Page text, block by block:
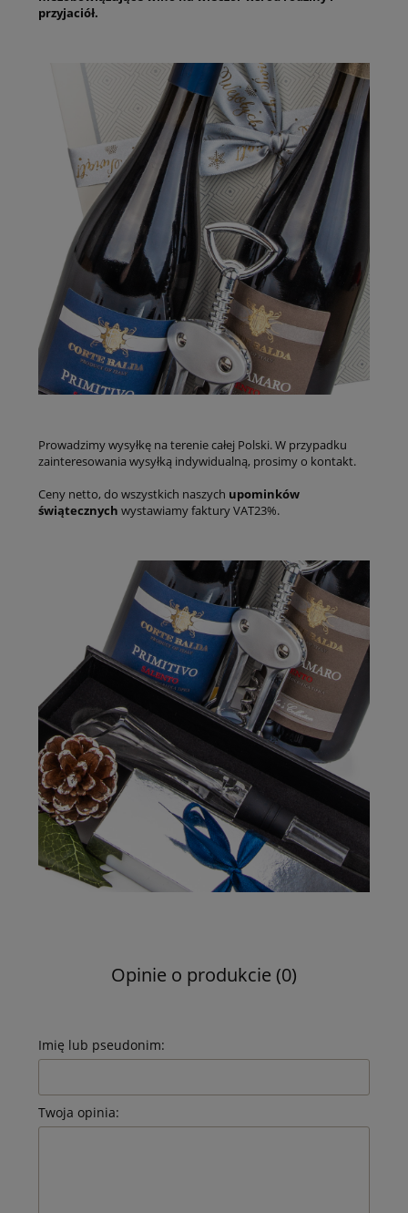
przyjaciół.
Prowadzimy wysyłkę na terenie całej Polski. W przypadku
zainteresowania wysyłką indywidualną, prosimy o kontakt.
Ceny netto, do wszystkich naszych upominków
świątecznych wystawiamy faktury VAT23%.
Opinie o produkcie (0)
Imię lub pseudonim:
Twoja opinia: